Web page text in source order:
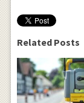
Related Posts